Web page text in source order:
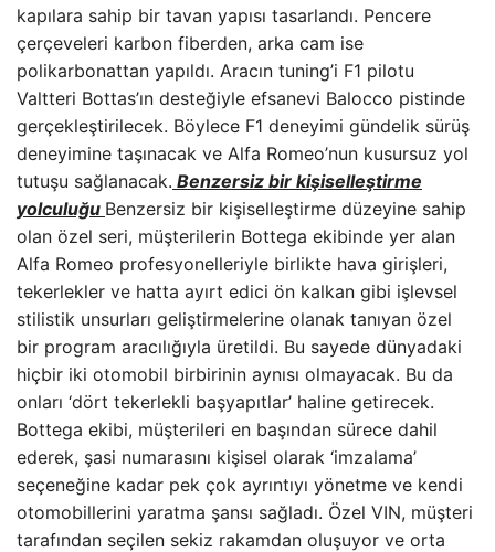
kapılara sahip bir tavan yapısı tasarlandı. Pencere
çerçeveleri karbon fiberden, arka cam ise
polikarbonattan yapıldı. Aracın tuning’i F1 pilotu
Valtteri Bottas’ın desteğiyle efsanevi Balocco pistinde
gerçekleştirilecek. Böylece F1 deneyimi gündelik sürüş
deneyimine taşınacak ve Alfa Romeo’nun kusursuz yol
tutuşu sağlanacak. Benzersiz bir kişiselleştirme
yolculuğu Benzersiz bir kişiselleştirme düzeyine sahip
olan özel seri, müşterilerin Bottega ekibinde yer alan
Alfa Romeo profesyonelleriyle birlikte hava girişleri,
tekerlekler ve hatta ayırt edici ön kalkan gibi işlevsel
stilistik unsurları geliştirmelerine olanak tanıyan özel
bir program aracılığıyla üretildi. Bu sayede dünyadaki
hiçbir iki otomobil birbirinin aynısı olmayacak. Bu da
onları ‘dört tekerlekli başyapıtlar’ haline getirecek.
Bottega ekibi, müşterileri en başından sürece dahil
ederek, şasi numarasını kişisel olarak ‘imzalama’
seçeneğine kadar pek çok ayrıntıyı yönetme ve kendi
otomobillerini yaratma şansı sağladı. Özel VIN, müşteri
tarafından seçilen sekiz rakamdan oluşuyor ve orta